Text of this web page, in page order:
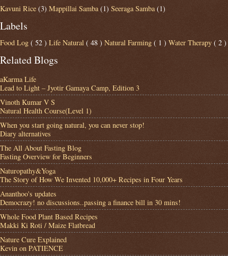
Kavuni Rice (3) Mappillai Samba (1) Seeraga Samba (1)
Labels
Food Log ( 52 ) Life Natural ( 48 ) Natural Farming ( 1 ) Water Therapy ( 2 )
Related Blogs
aKarma Life
Lead to Light – Jyotir Gamaya Camp, Edition 3
Vinoth Kumar V S
Natural Health Course(Level 1)
When you start going natural, you can never stop!
Diary alternatives
The All About Fasting Blog
Fasting Overview for Beginners
Naturopathy&Yoga
The Story of How We Invented 10,000+ Recipes in Four Years
Ananthoo's updates
Democrazy! no discussions..passing a finance bill in 30 mins!
Whole Food Plant Based Recipes
Makki Ki Roti / Maize Flatbread
Nature Cure Explained
Kevin on PATIENCE